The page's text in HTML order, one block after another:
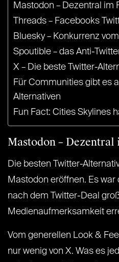
Mastodon – Dezentral im
Threads – Facebooks
Bluesky – Konkurrenz
Spoutible – das Anti-
X – Die beste Twitter-
Für Communities gibt es
Alternativen
Fun Fact: Cities Skylines
Mastodon – Dezentral
Die besten Twitter-
Mastodon eröffnen. Es
nach dem Twitter-Deal
Medienaufmerksamkeit
Vom generellen Look &
nur wenig von X. Was es